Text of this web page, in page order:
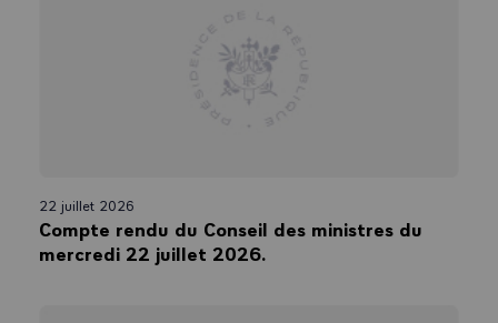
22 juillet 2026
Compte rendu du Conseil des ministres du
mercredi 22 juillet 2026.